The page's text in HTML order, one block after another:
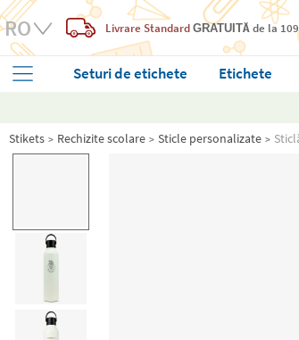
Livrare Standard GRATUITĂ de la
Seturi de etichete Etichete
Stikets Rechizite scolare Sticle personalizate